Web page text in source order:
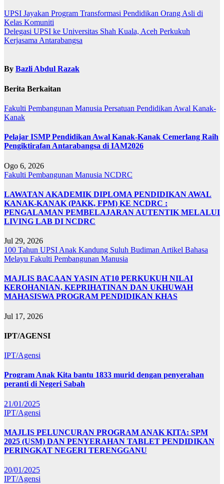
UPSI Jayakan Program Transformasi Pendidikan Orang Asli di
Kelas Komuniti
Delegasi UPSI ke Universitas Shah Kuala, Aceh Perkukuh
Kerjasama Antarabangsa
By Bazli Abdul Razak
Berita Berkaitan
Fakulti Pembangunan Manusia Persatuan Pendidikan Awal Kanak-
Kanak
Pelajar ISMP Pendidikan Awal Kanak-Kanak Cemerlang Raih
Pengiktirafan Antarabangsa di IAM2026
Ogo 6, 2026
Fakulti Pembangunan Manusia NCDRC
LAWATAN AKADEMIK DIPLOMA PENDIDIKAN AWAL
KANAK-KANAK (PAKK, FPM) KE NCDRC :
PENGALAMAN PEMBELAJARAN AUTENTIK MELALUI
LIVING LAB DI NCDRC
Jul 29, 2026
100 Tahun UPSI Anak Kandung Suluh Budiman Artikel Bahasa
Melayu Fakulti Pembangunan Manusia
MAJLIS BACAAN YASIN AT10 PERKUKUH NILAI
KEROHANIAN, KEPRIHATINAN DAN UKHUWAH
MAHASISWA PROGRAM PENDIDIKAN KHAS
Jul 17, 2026
IPT/AGENSI
IPT/Agensi
Program Anak Kita bantu 1833 murid dengan penyerahan
peranti di Negeri Sabah
21/01/2025
IPT/Agensi
MAJLIS PELUNCURAN PROGRAM ANAK KITA: SPM
2025 (USM) DAN PENYERAHAN TABLET PENDIDIKAN
PERINGKAT NEGERI TERENGGANU
20/01/2025
IPT/Agensi